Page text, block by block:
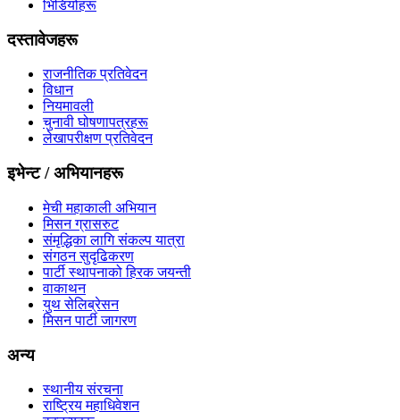
भिडियोहरू
दस्तावेजहरू
राजनीतिक प्रतिवेदन
विधान
नियमावली
चुनावी घोषणापत्रहरू
लेखापरीक्षण प्रतिवेदन
इभेन्ट / अभियानहरू
मेची महाकाली अभियान
मिसन ग्रासरुट
संमृद्धिका लागि संकल्प यात्रा
संगठन सुदृढिकरण
पार्टी स्थापनाको हिरक जयन्ती
वाकाथन
युथ सेलिब्रेसन
मिसन पार्टी जागरण
अन्य
स्थानीय संरचना
राष्ट्रिय महाधिवेशन